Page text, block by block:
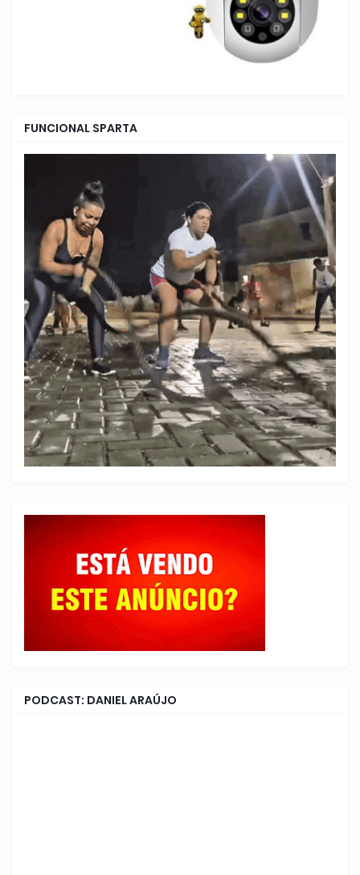
FUNCIONAL SPARTA
PODCAST: DANIEL ARAÚJO